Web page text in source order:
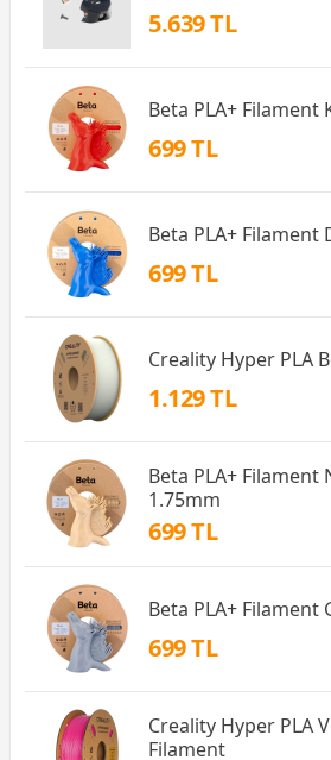
5.639 TL
Beta PLA+ Filament
699 TL
Beta PLA+ Filament
699 TL
Creality Hyper PLA
1.129 TL
Beta PLA+ Filament
1.75mm
699 TL
Beta PLA+ Filament
699 TL
Creality Hyper PLA
Filament